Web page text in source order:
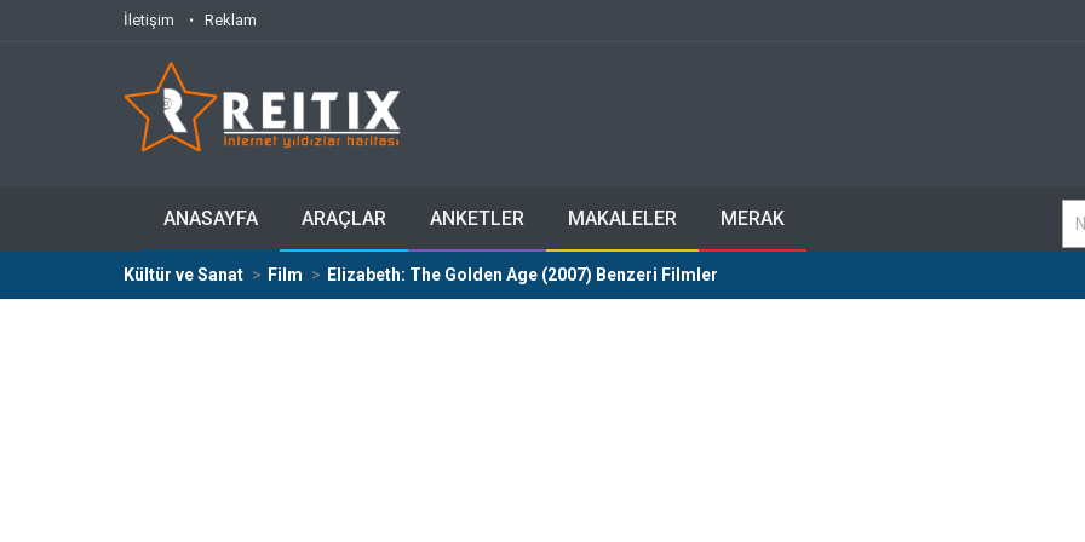
İletişim Reklam
ANASAYFA ARAÇLAR ANKETLER MAKALELER MERAK
Kültür ve Sanat Film Elizabeth: The Golden Age (2007) Benzeri Filmler